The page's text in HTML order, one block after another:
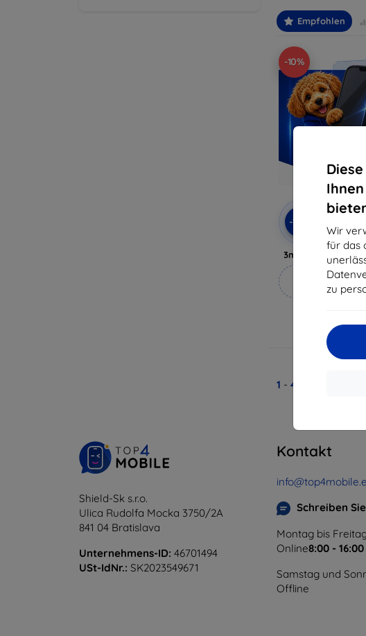
Wir
für das
zu
Empfohlen
-10%
-10%
Rabatt
Gutschein
3mk Anti-Shock
15,21 €
Auf Lager > 5
1 - 4
Shield-Sk s.r.o.
Ulica Rudolfa Mocka 3750/2A
841 04 Bratislava
Unternehmens-ID: 46701494
USt-IdNr.: SK2023549671
Kontakt
Schreiben
Montag bis
Online8:00 - 16:00
Samstag und
Offline